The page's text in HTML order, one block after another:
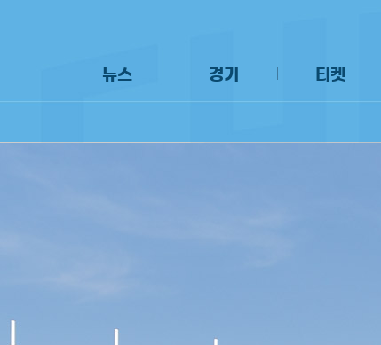
뉴스 경기 티켓